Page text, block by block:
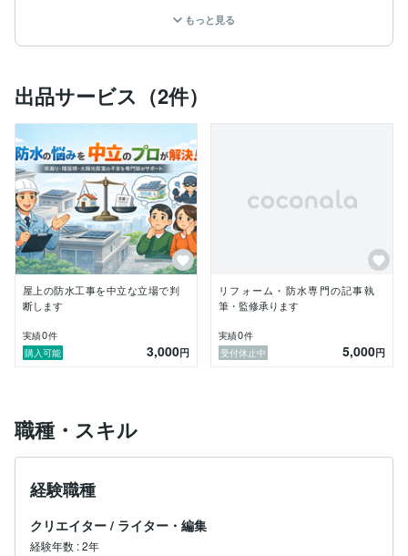
・防水工事の見積書や提案内容の精査
・太陽光パネル設置に伴う不安解消
・その他雨漏りお困りごとなど、なんでもどうぞ
業界の裏側も知り尽くした経験から、専門用語を使わ
ず、あなたの大切な住まいを守るための最適な判断をサ
ポートします。
■ 私のスタンス
私は工事を受注する立場ではありません。あなたにとっ
て「本当に必要なこと」だけを正直にお伝えします。
もっと見る
出品サービス（2件）
屋上の防水工事を中立な立場で判
断します
実績0件
購入可能
3,000円
リフォーム・防水専門の記事執
筆・監修承ります
実績0件
受付休止中
5,000円
職種・スキル
経験職種
クリエイター / ライター・編集
経験年数 :2年